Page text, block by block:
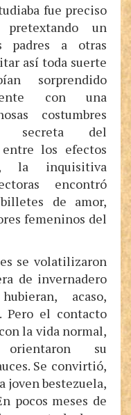
fue preciso
pretextando un
padres a otras
así toda suerte
sorprendido
con una
costumbres
secreta del
entre los efectos
la inquisitiva
encontró
de amor,
femeninos del
se volatilizaron
de invernadero
acaso,
Pero el contacto
la vida normal,
su
Se convirtió,
joven bestezuela,
pocos meses de